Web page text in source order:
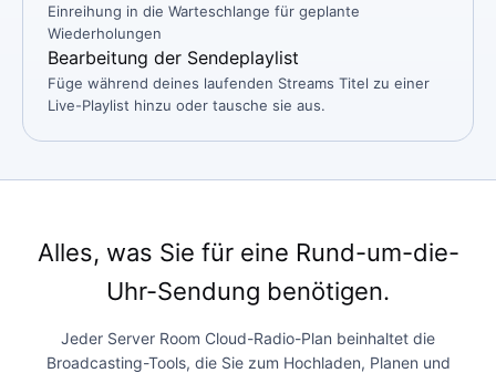
Einreihung in die Warteschlange für geplante
Wiederholungen
Bearbeitung der Sendeplaylist
Füge während deines laufenden Streams Titel zu einer
Live-Playlist hinzu oder tausche sie aus.
Alles, was Sie für eine Rund-um-die-
Uhr-Sendung benötigen.
Jeder Server Room Cloud-Radio-Plan beinhaltet die
Broadcasting-Tools, die Sie zum Hochladen, Planen und